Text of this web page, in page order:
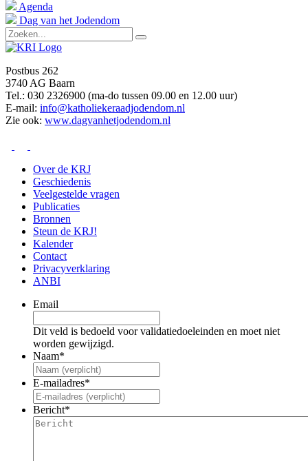
Agenda
Dag van het Jodendom
Postbus 262
3740 AG Baarn
Tel.: 030 2326900 (ma-do tussen 09.00 en 12.00 uur)
E-mail: info@katholiekeraadjodendom.nl
Zie ook: www.dagvanhetjodendom.nl
Over de KRJ
Geschiedenis
Veelgestelde vragen
Publicaties
Bronnen
Steun de KRJ!
Kalender
Contact
Privacyverklaring
ANBI
Email
Dit veld is bedoeld voor validatiedoeleinden en moet niet
worden gewijzigd.
Naam*
E-mailadres*
Bericht*